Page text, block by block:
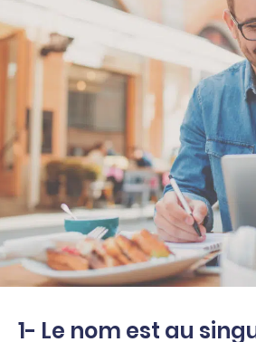
1- Le nom est au